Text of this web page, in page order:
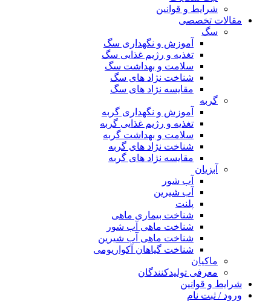
شرایط و قوانین
مقالات تخصصی
سگ
آموزش و نگهداری سگ
تغذیه و رژیم غذایی سگ
سلامت و بهداشت سگ
شناخت نژاد های سگ
مقایسه نژاد های سگ
گربه
آموزش و نگهداری گربه
تغذیه و رژیم غذایی گربه
سلامت و بهداشت گربه
شناخت نژاد های گربه
مقایسه نژاد های گربه
آبزیان
آب شور
آب شیرین
پلنت
شناخت بیماری ماهی
شناخت ماهی آب شور
شناخت ماهی آب شیرین
شناخت گیاهان آکواریومی
ماکیان
معرفی تولیدکنندگان
شرایط و قوانین
ورود / ثبت نام